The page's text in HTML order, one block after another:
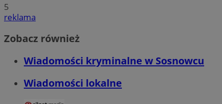
5
reklama
Zobacz również
Wiadomości kryminalne w Sosnowcu
Wiadomości lokalne